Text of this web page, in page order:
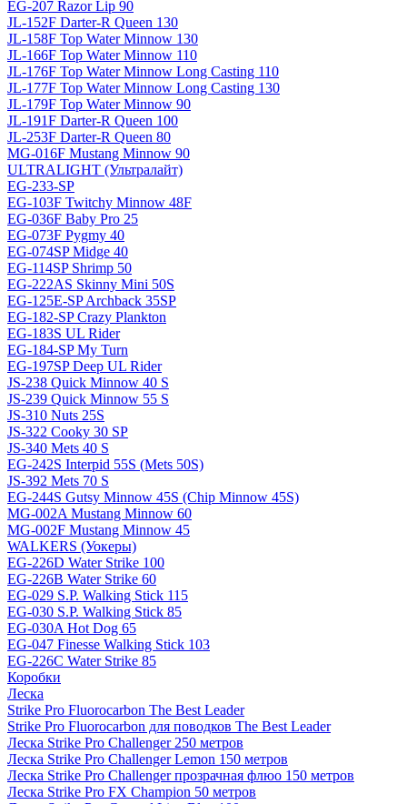
EG-207 Razor Lip 90
JL-152F Darter-R Queen 130
JL-158F Top Water Minnow 130
JL-166F Top Water Minnow 110
JL-176F Top Water Minnow Long Casting 110
JL-177F Top Water Minnow Long Casting 130
JL-179F Top Water Minnow 90
JL-191F Darter-R Queen 100
JL-253F Darter-R Queen 80
MG-016F Mustang Minnow 90
ULTRALIGHT (Ультралайт)
EG-233-SP
EG-103F Twitchy Minnow 48F
EG-036F Baby Pro 25
EG-073F Pygmy 40
EG-074SP Midge 40
EG-114SP Shrimp 50
EG-222AS Skinny Mini 50S
EG-125E-SP Archback 35SP
EG-182-SP Crazy Plankton
EG-183S UL Rider
EG-184-SP My Turn
EG-197SP Deep UL Rider
JS-238 Quick Minnow 40 S
JS-239 Quick Minnow 55 S
JS-310 Nuts 25S
JS-322 Cooky 30 SP
JS-340 Mets 40 S
EG-242S Interpid 55S (Mets 50S)
JS-392 Mets 70 S
EG-244S Gutsy Minnow 45S (Chip Minnow 45S)
MG-002A Mustang Minnow 60
MG-002F Mustang Minnow 45
WALKERS (Уокеры)
EG-226D Water Strike 100
EG-226B Water Strike 60
EG-029 S.P. Walking Stick 115
EG-030 S.P. Walking Stick 85
EG-030A Hot Dog 65
EG-047 Finesse Walking Stick 103
EG-226C Water Strike 85
Коробки
Леска
Strike Pro Fluorocarbon The Best Leader
Strike Pro Fluorocarbon для поводков The Best Leader
Леска Strike Pro Challenger 250 метров
Леска Strike Pro Challenger Lemon 150 метров
Леска Strike Pro Challenger прозрачная флюо 150 метров
Леска Strike Pro FX Champion 50 метров